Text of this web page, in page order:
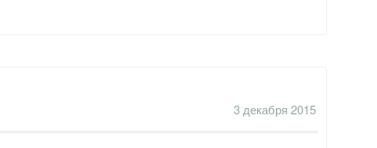
3 декабря 2015